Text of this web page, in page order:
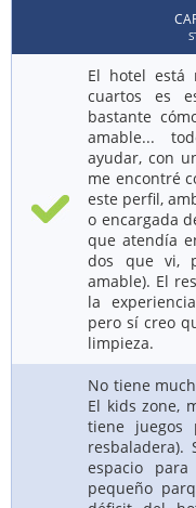
El hotel está
cuartos es
bastante
amable...
ayudar, con
me encontré
este perfil,
o encargada
que atendía
dos que vi,
amable). El
la
pero sí creo
limpieza.
No tiene
El kids zone,
tiene juegos
espacio
pequeño